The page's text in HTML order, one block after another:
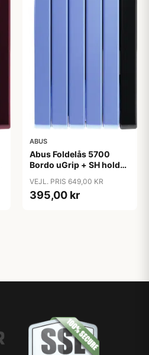
ABUS
Abus Foldelås 5700
Bordo uGrip + SH holder
VEJL. PRIS 649,00 KR
395,00 kr